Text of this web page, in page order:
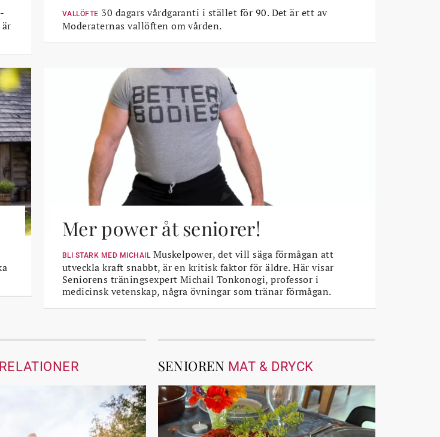
VALLÖFTE 30 dagars vårdgaranti i stället för 90. Det är ett av
Moderaternas vallöften om vården.
Mer power åt seniorer!
BLI STARK MED MICHAILMuskelpower, det vill säga förmågan att
utveckla kraft snabbt, är en kritisk faktor för äldre. Här visar
Seniorens träningsexpert Michail Tonkonogi, professor i
medicinsk vetenskap, några övningar som tränar förmågan.
RELATIONER SENIOREN MAT & DRYCK